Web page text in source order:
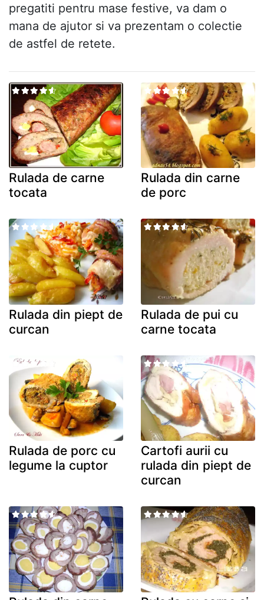
pregatiti pentru mase festive, va dam o
mana de ajutor si va prezentam o colectie
de astfel de retete.
Rulada de carne
tocata
Rulada din carne
de porc
Rulada din piept de
curcan
Rulada de pui cu
carne tocata
Rulada de porc cu
legume la cuptor
Cartofi aurii cu
rulada din piept de
curcan